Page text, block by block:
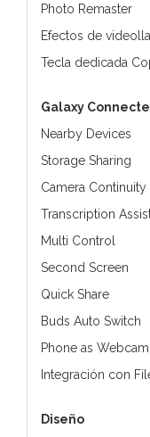
Photo Remaster
Efectos de
Tecla dedicada
Galaxy
Nearby Devices
Storage Sharing
Camera Continuity
Transcription
Multi Control
Second Screen
Quick Share
Buds Auto Switch
Phone as Webcam
Integración con
Diseño